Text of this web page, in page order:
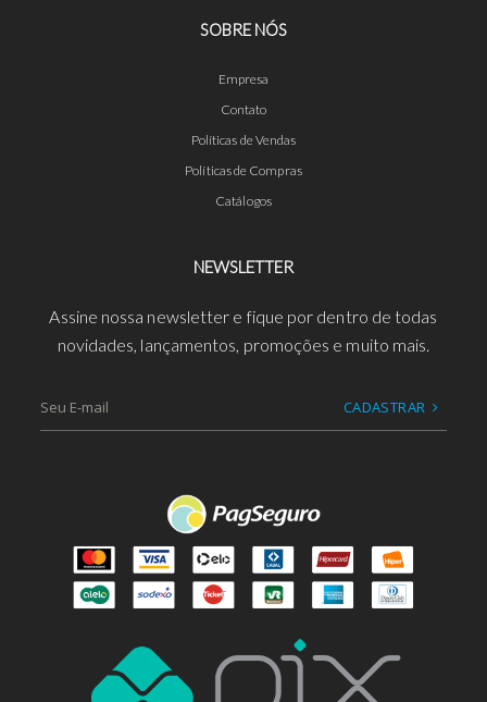
SOBRE NÓS
Empresa
Contato
Políticas de Vendas
Políticas de Compras
Catálogos
NEWSLETTER
Assine nossa newsletter e fique por dentro de todas
novidades, lançamentos, promoções e muito mais.
CADASTRAR